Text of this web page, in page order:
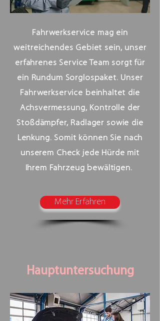
Fahrwerkservice mag ein
weitreichendes Gebiet sein, unser
erfahrenes Service Team sorgt für
ein Rundum Sorglospaket. Unser
Fahrwerkservice beinhaltet die
Achsvermessung, Kontrolle der
Stoßdämpfer, Radlager sowie die
Lenkung. Somit können Sie nach
unserem Check jede Hürde mit
Ihrem Fahrzeug bewältigen.
Mehr Erfahren
Hauptuntersuchung